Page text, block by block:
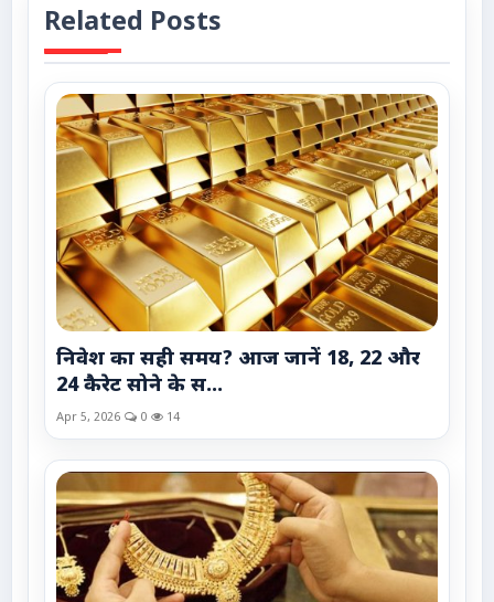
Related Posts
निवेश का सही समय? आज जानें 18, 22 और
24 कैरेट सोने के स...
Apr 5, 2026 0 14